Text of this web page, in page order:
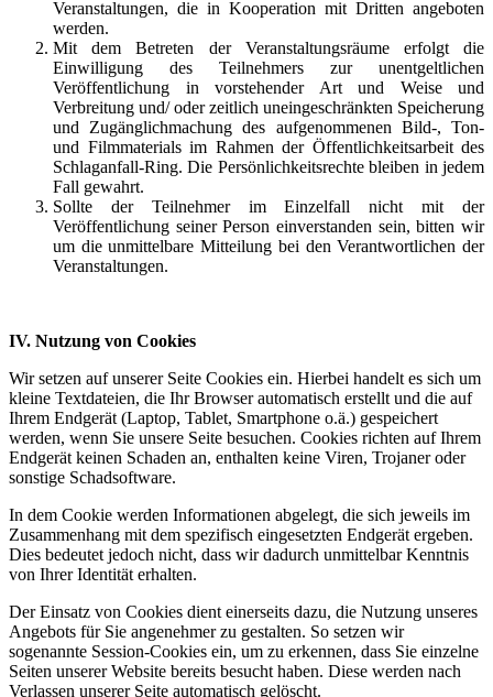
Veranstaltungen, die in Kooperation mit Dritten angeboten
werden.
Mit dem Betreten der Veranstaltungsräume erfolgt die
Einwilligung des Teilnehmers zur unentgeltlichen
Veröffentlichung in vorstehender Art und Weise und
Verbreitung und/ oder zeitlich uneingeschränkten Speicherung
und Zugänglichmachung des aufgenommenen Bild-, Ton-
und Filmmaterials im Rahmen der Öffentlichkeitsarbeit des
Schlaganfall-Ring. Die Persönlichkeitsrechte bleiben in jedem
Fall gewahrt.
Sollte der Teilnehmer im Einzelfall nicht mit der
Veröffentlichung seiner Person einverstanden sein, bitten wir
um die unmittelbare Mitteilung bei den Verantwortlichen der
Veranstaltungen.
IV. Nutzung von Cookies
Wir setzen auf unserer Seite Cookies ein. Hierbei handelt es sich um
kleine Textdateien, die Ihr Browser automatisch erstellt und die auf
Ihrem Endgerät (Laptop, Tablet, Smartphone o.ä.) gespeichert
werden, wenn Sie unsere Seite besuchen. Cookies richten auf Ihrem
Endgerät keinen Schaden an, enthalten keine Viren, Trojaner oder
sonstige Schadsoftware.
In dem Cookie werden Informationen abgelegt, die sich jeweils im
Zusammenhang mit dem spezifisch eingesetzten Endgerät ergeben.
Dies bedeutet jedoch nicht, dass wir dadurch unmittelbar Kenntnis
von Ihrer Identität erhalten.
Der Einsatz von Cookies dient einerseits dazu, die Nutzung unseres
Angebots für Sie angenehmer zu gestalten. So setzen wir
sogenannte Session-Cookies ein, um zu erkennen, dass Sie einzelne
Seiten unserer Website bereits besucht haben. Diese werden nach
Verlassen unserer Seite automatisch gelöscht.